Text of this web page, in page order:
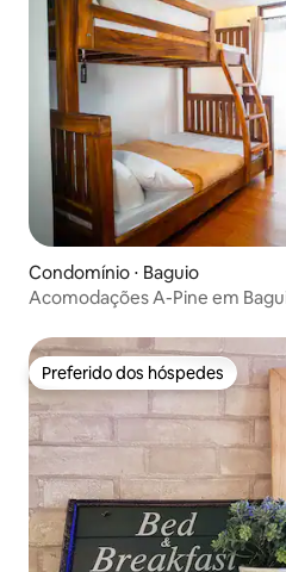
Condomínio ⋅ Baguio
Acomodações A-Pine em
Preferido dos hóspedes
Preferido dos hóspedes